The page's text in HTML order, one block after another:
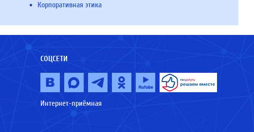
Корпоративная этика
СОЦСЕТИ
Интернет-приёмная